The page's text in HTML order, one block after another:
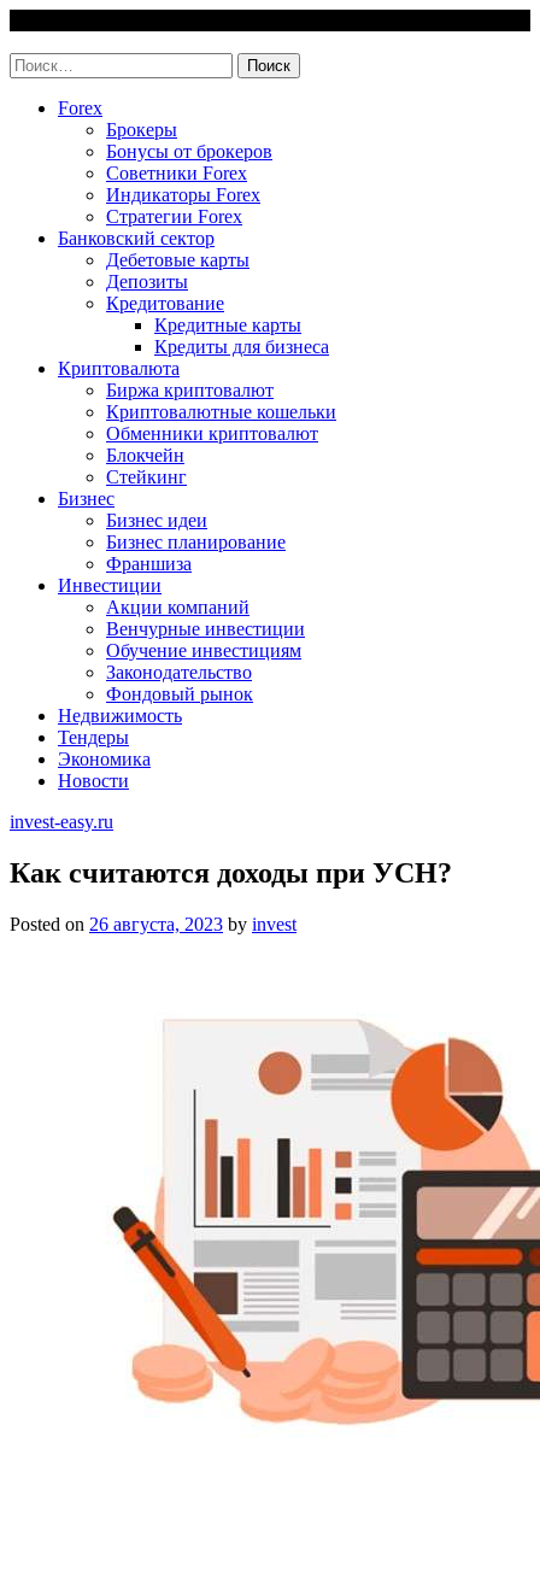
content
Найти:
Forex
Брокеры
Бонусы от брокеров
Советники Forex
Индикаторы Forex
Стратегии Forex
Банковский сектор
Дебетовые карты
Депозиты
Кредитование
Кредитные карты
Кредиты для бизнеса
Криптовалюта
Биржа криптовалют
Криптовалютные кошельки
Обменники криптовалют
Блокчейн
Стейкинг
Бизнес
Бизнес идеи
Бизнес планирование
Франшиза
Инвестиции
Акции компаний
Венчурные инвестиции
Обучение инвестициям
Законодательство
Фондовый рынок
Недвижимость
Тендеры
Экономика
Новости
invest-easy.ru
Как считаются доходы при УСН?
Posted on 26 августа, 2023 by invest